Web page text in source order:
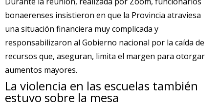
bonaerenses insistieron en que la Provincia atraviesa
una situación financiera muy complicada y
responsabilizaron al Gobierno nacional por la caída de
recursos que, aseguran, limita el margen para otorgar
aumentos mayores.
La violencia en las escuelas también
estuvo sobre la mesa